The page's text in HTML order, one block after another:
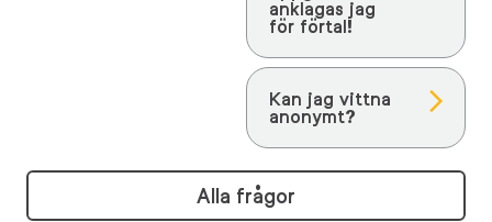
anklagas jag
för förtal!
Kan jag vittna
anonymt?
Alla frågor